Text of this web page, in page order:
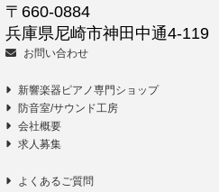
〒660-0884
兵庫県尼崎市神田中通4-119
お問い合わせ
新響楽器ピアノ専門ショップ
防音室/サウンド工房
会社概要
求人募集
よくあるご質問